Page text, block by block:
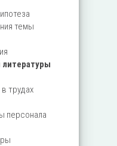
темы
литературы
трудах
персонала